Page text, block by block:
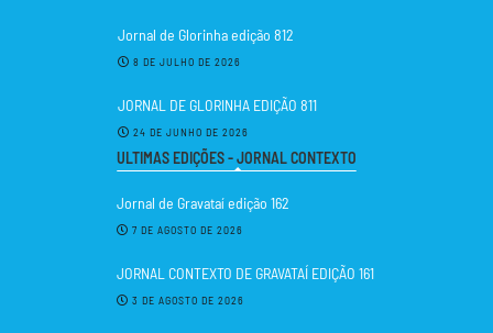
Jornal de Glorinha edição 812
8 DE JULHO DE 2026
JORNAL DE GLORINHA EDIÇÃO 811
24 DE JUNHO DE 2026
ULTIMAS EDIÇÕES - JORNAL CONTEXTO
Jornal de Gravataí edição 162
7 DE AGOSTO DE 2026
JORNAL CONTEXTO DE GRAVATAÍ EDIÇÃO 161
3 DE AGOSTO DE 2026